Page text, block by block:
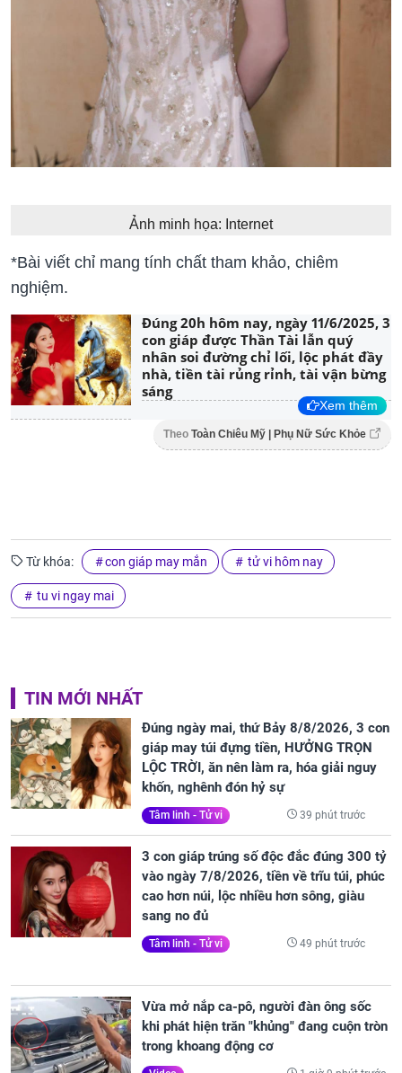
Ảnh minh họa: Internet
*Bài viết chỉ mang tính chất tham khảo, chiêm
nghiệm.
Đúng 20h hôm nay, ngày 11/6/2025, 3
con giáp được Thần Tài lẫn quý
nhân soi đường chỉ lối, lộc phát đầy
nhà, tiền tài rủng rỉnh, tài vận bừng
sáng
Xem thêm
Theo Toàn Chiêu Mỹ | Phụ Nữ Sức Khỏe
Từ khóa: con giáp may mắn tử vi hôm nay
tu vi ngay mai
TIN MỚI NHẤT
Đúng ngày mai, thứ Bảy 8/8/2026, 3 con
giáp may túi đựng tiền, HƯỞNG TRỌN
LỘC TRỜI, ăn nên làm ra, hóa giải nguy
khốn, nghênh đón hỷ sự
Tâm linh - Tử vi 39 phút trước
3 con giáp trúng số độc đắc đúng 300 tỷ
vào ngày 7/8/2026, tiền về trĩu túi, phúc
cao hơn núi, lộc nhiều hơn sông, giàu
sang no đủ
Tâm linh - Tử vi 49 phút trước
Vừa mở nắp ca-pô, người đàn ông sốc
khi phát hiện trăn "khủng" đang cuộn tròn
trong khoang động cơ